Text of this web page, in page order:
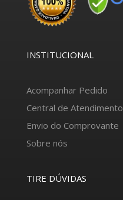
INSTITUCIONAL
Acompanhar Pedido
Central de Atendimento
Envio do Comprovante
Sobre nós
TIRE DÚVIDAS